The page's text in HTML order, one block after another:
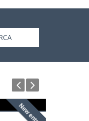
New entry